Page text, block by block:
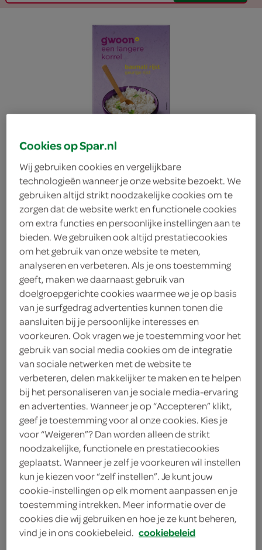
g'woon rijst basmati
g'woon
1.
75
400 Gram
Let op: aanbiedingen zijn niet zichtbaar bij de
producten, maar worden wél automatisch
verwerkt in de winkelmand.
omschrijving
Cookies op Spar.nl
Wij gebruiken cookies en vergelijkbare
technologieën wanneer je onze website bezoekt. We
gebruiken altijd strikt noodzakelijke cookies om te
zorgen dat de website werkt en functionele cookies
om extra functies en persoonlijke instellingen aan te
bieden. We gebruiken ook altijd prestatiecookies
om het gebruik van onze website te meten,
analyseren en verbeteren. Als je ons toestemming
geeft, maken we daarnaast gebruik van
doelgroepgerichte cookies waarmee we je op basis
van je surfgedrag advertenties kunnen tonen die
aansluiten bij je persoonlijke interesses en
voorkeuren. Ook vragen we je toestemming voor het
gebruik van social media cookies om de integratie
van sociale netwerken met de website te
verbeteren, delen makkelijker te maken en te helpen
bij het personaliseren van je sociale media-ervaring
en advertenties. Wanneer je op “Accepteren” klikt,
geef je toestemming voor al onze cookies. Kies je
voor “Weigeren”? Dan worden alleen de strikt
noodzakelijke, functionele en prestatiecookies
geplaatst. Wanneer je zelf je voorkeuren wil instellen
kun je kiezen voor “zelf instellen”. Je kunt jouw
cookie-instellingen op elk moment aanpassen en je
toestemming intrekken. Meer informatie over de
cookies die wij gebruiken en hoe je ze kunt beheren,
vind je in ons cookiebeleid. cookiebeleid